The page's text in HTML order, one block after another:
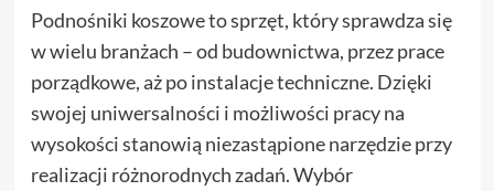
Podnośniki koszowe to sprzęt, który sprawdza się
w wielu branżach – od budownictwa, przez prace
porządkowe, aż po instalacje techniczne. Dzięki
swojej uniwersalności i możliwości pracy na
wysokości stanowią niezastąpione narzędzie przy
realizacji różnorodnych zadań. Wybór